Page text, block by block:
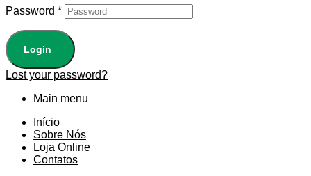
Password *
Login
Lost your password?
Main menu
Início
Sobre Nós
Loja Online
Contatos